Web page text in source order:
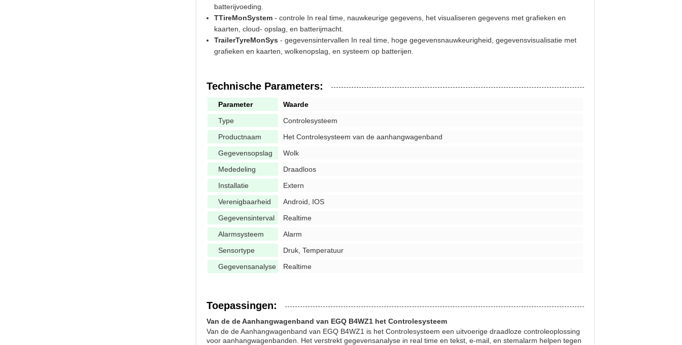
batterijvoeding.
TTireMonSystem - controle In real time, nauwkeurige gegevens, het visualiseren gegevens met grafieken en
kaarten, cloud- opslag, en batterijmacht.
TrailerTyreMonSys - gegevensintervallen In real time, hoge gegevensnauwkeurigheid, gegevensvisualisatie met
grafieken en kaarten, wolkenopslag, en systeem op batterijen.
Technische Parameters:
Parameter
Waarde
Type
Controlesysteem
Productnaam
Het Controlesysteem van de aanhangwagenband
Gegevensopslag
Wolk
Mededeling
Draadloos
Installatie
Extern
Verenigbaarheid
Android, IOS
Gegevensinterval
Realtime
Alarmsysteem
Alarm
Sensortype
Druk, Temperatuur
Gegevensanalyse
Realtime
Toepassingen:
Van de de Aanhangwagenband van EGQ B4WZ1 het Controlesysteem
Van de de Aanhangwagenband van EGQ B4WZ1 is het Controlesysteem een uitvoerige draadloze controleoplossing
voor aanhangwagenbanden. Het verstrekt gegevensanalyse in real time en tekst, e-mail, en stemalarm helpen tegen